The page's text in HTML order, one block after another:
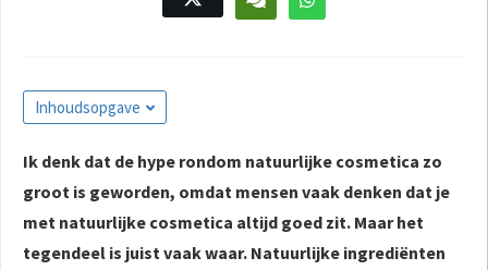
Inhoudsopgave
Ik denk dat de hype rondom natuurlijke cosmetica zo
groot is geworden, omdat mensen vaak denken dat je
met natuurlijke cosmetica altijd goed zit. Maar het
tegendeel is juist vaak waar. Natuurlijke ingrediënten
worden
om
te